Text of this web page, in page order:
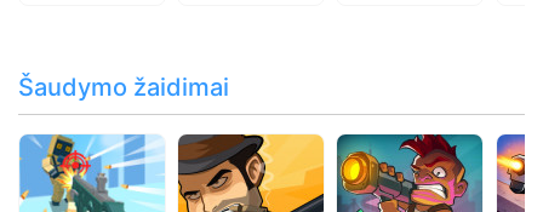
Šaudymo žaidimai